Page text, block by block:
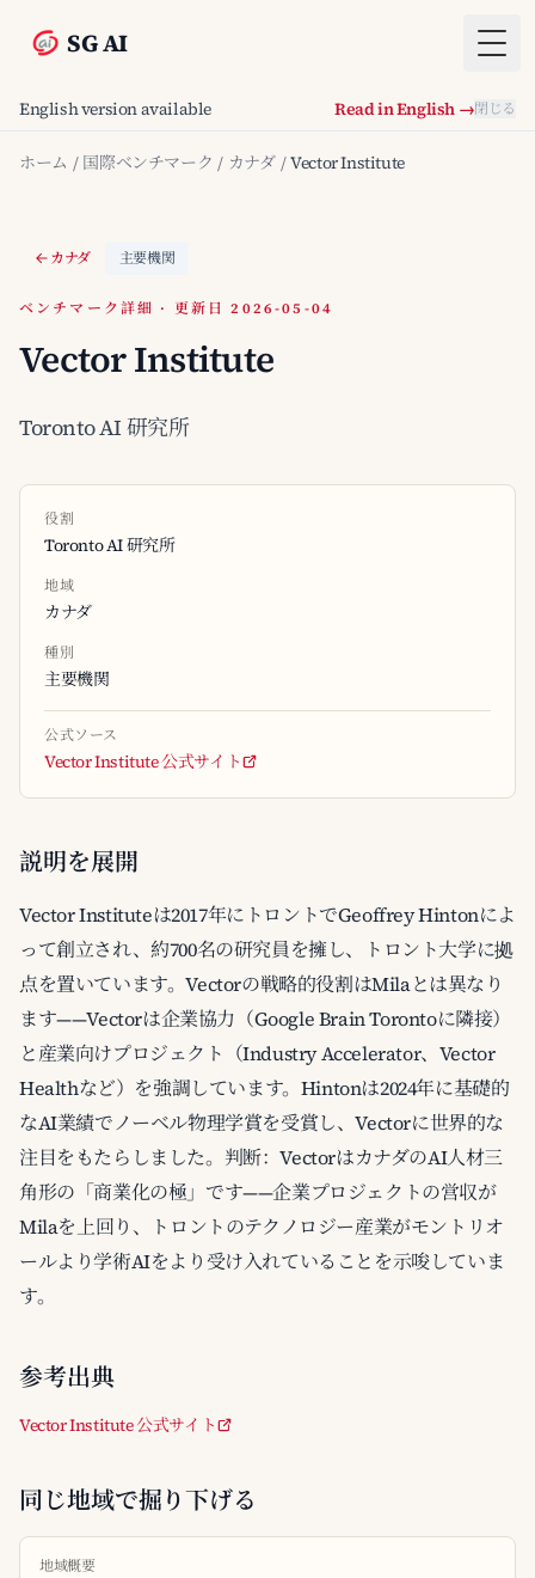
SG AI
English version available Read in English →閉じる
ホーム / 国際ベンチマーク / カナダ / Vector Institute
カナダ 主要機関
ベンチマーク詳細 · 更新日 2026-05-04
Vector Institute
Toronto AI 研究所
役割
Toronto AI 研究所
地域
カナダ
種別
主要機関
公式ソース
Vector Institute 公式サイト
説明を展開
Vector Instituteは2017年にトロントでGeoffrey Hintonによ
って創立され、約700名の研究員を擁し、トロント大学に拠
点を置いています。Vectorの戦略的役割はMilaとは異なり
ます——Vectorは企業協力（Google Brain Torontoに隣接）
と産業向けプロジェクト（Industry Accelerator、Vector
Healthなど）を強調しています。Hintonは2024年に基礎的
なAI業績でノーベル物理学賞を受賞し、Vectorに世界的な
注目をもたらしました。判断：VectorはカナダのAI人材三
角形の「商業化の極」です——企業プロジェクトの営収が
Milaを上回り、トロントのテクノロジー産業がモントリオ
ールより学術AIをより受け入れていることを示唆していま
す。
参考出典
Vector Institute 公式サイト
同じ地域で掘り下げる
地域概要